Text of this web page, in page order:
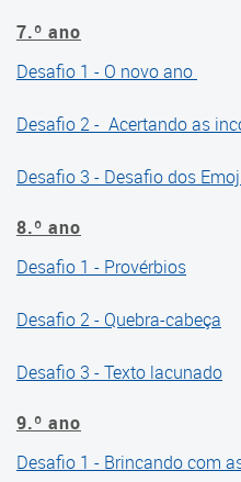
7.º ano
Desafio 1 - O novo ano
Desafio 2 - Acertando as
Desafio 3 - Desafio dos
8.º ano
Desafio 1 - Provérbios
Desafio 2 - Quebra-cabeça
Desafio 3 - Texto lacunado
9.º ano
Desafio 1 - Brincando com